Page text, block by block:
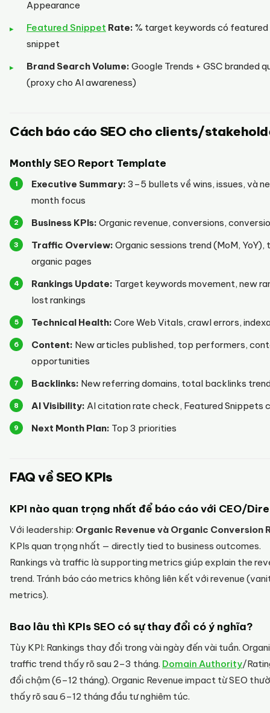
Appearance
Featured Snippet Rate: % target keywords có featured
snippet
Brand Search Volume: Google Trends + GSC branded
(proxy cho AI awareness)
Cách báo cáo SEO cho clients/
Monthly SEO Report Template
Executive Summary: 3–5 bullets về wins, issues, và
month focus
Business KPIs: Organic revenue, conversions,
Traffic Overview: Organic sessions trend (MoM, YoY),
organic pages
Rankings Update: Target keywords movement, new
lost rankings
Technical Health: Core Web Vitals, crawl errors,
Content: New articles published, top performers,
opportunities
Backlinks: New referring domains, total backlinks
AI Visibility: AI citation rate check, Featured Snippets
Next Month Plan: Top 3 priorities
FAQ về SEO KPIs
KPI nào quan trọng nhất để báo cáo với CEO/
Với leadership: Organic Revenue và Organic Conversion
KPIs quan trọng nhất — directly tied to business outcomes.
Rankings và traffic là supporting metrics giúp explain the
trend. Tránh báo cáo metrics không liên kết với revenue
metrics).
Bao lâu thì KPIs SEO có sự thay đổi có ý nghĩa?
Tùy KPI: Rankings thay đổi trong vài ngày đến vài tuần.
traffic trend thấy rõ sau 2–3 tháng. Domain Authority/
đổi chậm (6–12 tháng). Organic Revenue impact từ SEO
thấy rõ sau 6–12 tháng đầu tư nghiêm túc.